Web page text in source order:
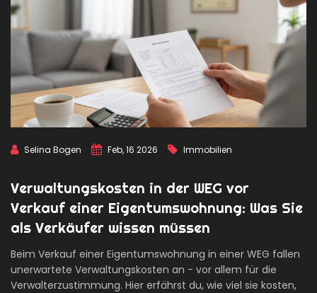
Selina Bogen Feb, 16 2026 Immobilien
Verwaltungskosten in der WEG vor
Verkauf einer Eigentumswohnung: Was Sie
als Verkäufer wissen müssen
Beim Verkauf einer Eigentumswohnung in einer WEG fallen
unerwartete Verwaltungskosten an - vor allem für die
Verwalterzustimmung. Hier erfährst du, wie viel sie kosten,